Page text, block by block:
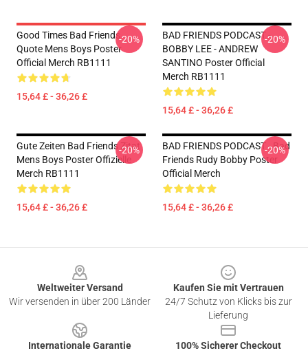
Good Times Bad Friends
Quote Mens Boys Poster
Official Merch RB1111
15,64 £ - 36,26 £
-20%
BAD FRIENDS PODCAST -
BOBBY LEE - ANDREW
SANTINO Poster Official
Merch RB1111
15,64 £ - 36,26 £
-20%
Gute Zeiten Bad Friends Zitat
Mens Boys Poster Offizielle
Merch RB1111
15,64 £ - 36,26 £
-20%
BAD FRIENDS PODCAST - Bad
Friends Rudy Bobby Poster
Official Merch
15,64 £ - 36,26 £
-20%
Weltweiter Versand
Wir versenden in über 200 Länder
Kaufen Sie mit Vertrauen
24/7 Schutz von Klicks bis zur
Lieferung
Internationale Garantie
100% Sicherer Checkout